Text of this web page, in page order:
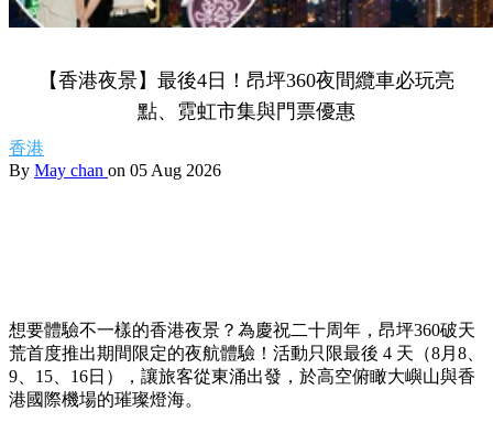
【香港夜景】最後4日！昂坪360夜間纜車必玩亮
點、霓虹市集與門票優惠
香港
By May chan on 05 Aug 2026
想要體驗不一樣的香港夜景？為慶祝二十周年，昂坪360破天
荒首度推出期間限定的夜航體驗！活動只限最後 4 天（8月8、
9、15、16日），讓旅客從東涌出發，於高空俯瞰大嶼山與香
港國際機場的璀璨燈海。